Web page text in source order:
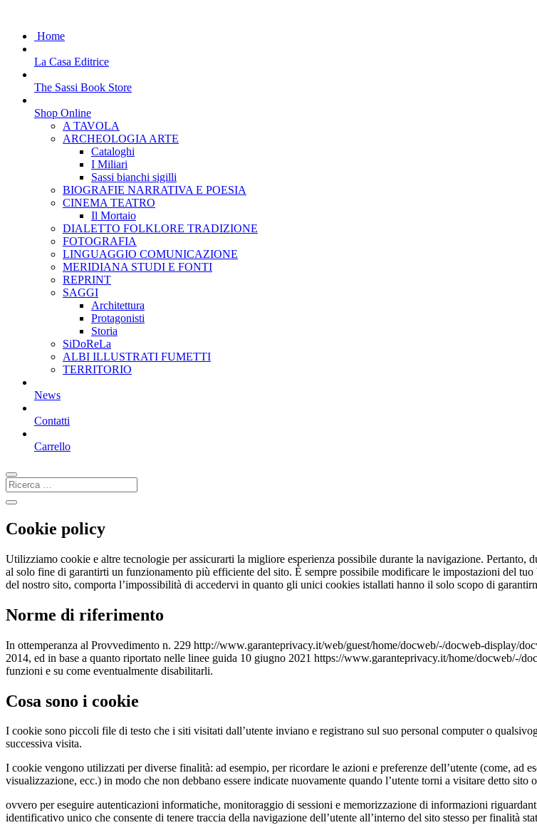
Home
La Casa Editrice
The Sassi Book Store
Shop Online
A TAVOLA
ARCHEOLOGIA ARTE
Cataloghi
I Miliari
Sassi bianchi sigilli
BIOGRAFIE NARRATIVA E POESIA
CINEMA TEATRO
Il Mortaio
DIALETTO FOLKLORE TRADIZIONE
FOTOGRAFIA
LINGUAGGIO COMUNICAZIONE
MERIDIANA STUDI E FONTI
REPRINT
SAGGI
Architettura
Protagonisti
Storia
SiDoReLa
ALBI ILLUSTRATI FUMETTI
TERRITORIO
News
Contatti
Carrello
Cookie policy
Utilizziamo cookie e altre tecnologie per assicurarti la migliore esperienza possibile durante la navigazione.
al solo fine di garantirti un funzionamento più efficiente del sito. È sempre possibile modificare le impostazioni del
del nostro sito, comporta l’impossibilità di accedervi in quanto gli unici cookies istallati hanno il solo scopo di
Norme di riferimento
In ottemperanza al Provvedimento n. 229 http://www.garanteprivacy.it/web/guest/home/docweb/-/docweb-display/
2014, ed in base a quanto riportato nelle linee guida 10 giugno 2021 https://www.garanteprivacy.it/home/docweb/-/
funzioni e su come eventualmente disabilitarli.
Cosa sono i cookie
I cookie sono piccoli file di testo che i siti visitati dall’utente inviano e registrano sul suo personal computer o
successiva visita.
I cookie vengono utilizzati per diverse finalità: ad esempio, per ricordare le azioni e preferenze dell’utente (come,
visualizzazione, ecc.) in modo che non debbano essere indicate nuovamente quando l’utente torni a visitare detto sito
ovvero per eseguire autenticazioni informatiche, monitoraggio di sessioni e memorizzazione di informazioni
identificativo unico che consente di tenere traccia della navigazione dell’utente all’interno del sito stesso per finalità